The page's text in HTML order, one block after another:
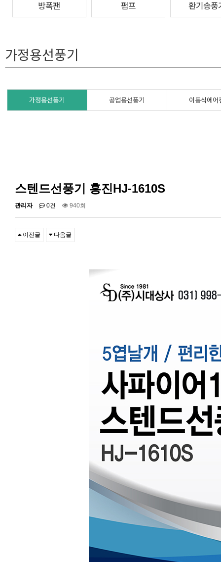
방폭팬 펌프 환기송풍
가정용선풍기
가정용선풍기 공업용선풍기 이동식에어
스텐드선풍기 홍진HJ-1610S
관리자 0건 940회
이전글 다음글